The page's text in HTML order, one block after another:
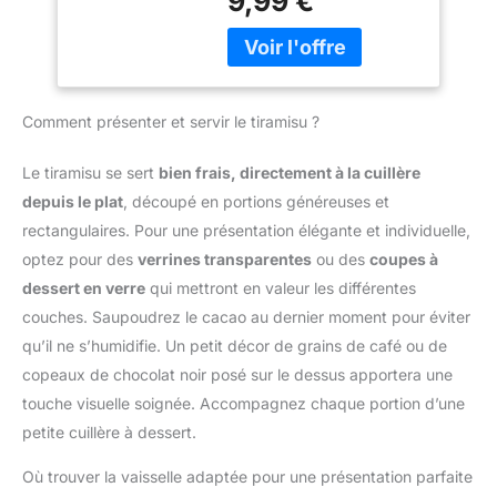
ton standard fixe. Il
convient à la cuisine
maison, aux recettes
créations gourmandes
paniers gourmands et
aux clients qui
cohérent, pratique et prêt
à vendre sur Amazon
France.
Manipulation simple :
Distribution uniforme
grâce à des ouvertures
de filtre finement réglées
Nettoyage : Facile à
lave-vaisselle pour une
longue durée de vie
impression modèle
mousse spray
gâteau pochoirs
sucre glace tamis
design à mailles
particulièrement fin, qui
permet une distribution
Avec un couvercle en
résistant à l'humidité, qui
empêche le déversement
de la poudre et la
maintient au sec.
Matériaux de haute
qualité. Le pochoir pour
saupoudreur de cacao
inoxydable de qualité
alimentaire avec une
surface polie pour un
café-cappuccino est
Comment présenter et servir le tiramisu ?
Le tiramisu se sert bien frais, directement à la cuillère
depuis le plat , découpé en portions généreuses et
rectangulaires. Pour une présentation élégante et individuelle,
optez pour des verrines transparentes ou des coupes à
dessert en verre qui mettront en valeur les différentes
couches. Saupoudrez le cacao au dernier moment pour éviter
qu’il ne s’humidifie. Un petit décor de grains de café ou de
copeaux de chocolat noir posé sur le dessus apportera une
touche visuelle soignée. Accompagnez chaque portion d’une
petite cuillère à dessert.
Où trouver la vaisselle adaptée pour une présentation parfaite